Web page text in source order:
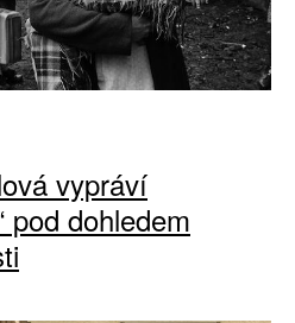
vypráví
pod dohledem